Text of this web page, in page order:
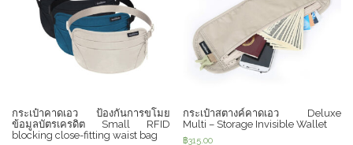
กระเป๋าคาดเอว ป้องกันการขโมย
ข้อมูลบัตรเครดิต Small RFID
blocking close-fitting waist bag
กระเป๋าสตางค์คาดเอว Deluxe
Multi – Storage Invisible Wallet
฿315.00